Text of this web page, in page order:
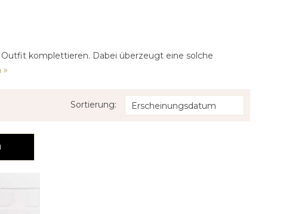
Outfit komplettieren. Dabei überzeugt eine solche
»
Sortierung: